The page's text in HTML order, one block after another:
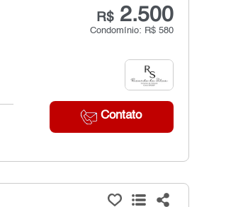
R$2.500
Condomínio: R$ 580
Contato